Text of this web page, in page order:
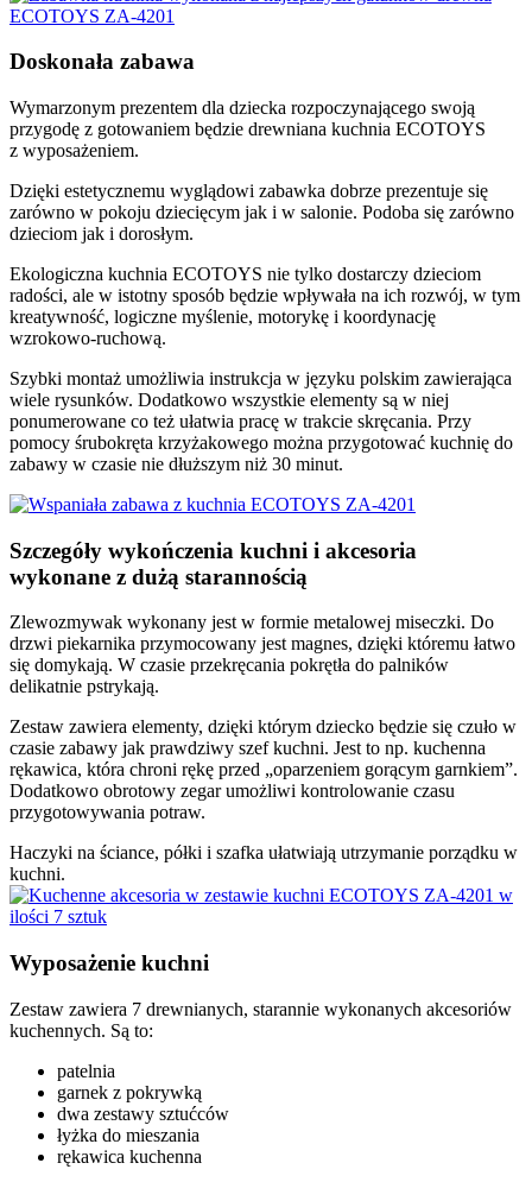
Doskonała zabawa
Wymarzonym prezentem dla dziecka rozpoczynającego swoją
przygodę z gotowaniem będzie drewniana kuchnia ECOTOYS
z wyposażeniem.
Dzięki estetycznemu wyglądowi zabawka dobrze prezentuje się
zarówno w pokoju dziecięcym jak i w salonie. Podoba się zarówno
dzieciom jak i dorosłym.
Ekologiczna kuchnia ECOTOYS nie tylko dostarczy dzieciom
radości, ale w istotny sposób będzie wpływała na ich rozwój, w tym
kreatywność, logiczne myślenie, motorykę i koordynację
wzrokowo-ruchową.
Szybki montaż umożliwia instrukcja w języku polskim zawierająca
wiele rysunków. Dodatkowo wszystkie elementy są w niej
ponumerowane co też ułatwia pracę w trakcie skręcania. Przy
pomocy śrubokręta krzyżakowego można przygotować kuchnię do
zabawy w czasie nie dłuższym niż 30 minut.
Szczegóły wykończenia kuchni i akcesoria
wykonane z dużą starannością
Zlewozmywak wykonany jest w formie metalowej miseczki. Do
drzwi piekarnika przymocowany jest magnes, dzięki któremu łatwo
się domykają. W czasie przekręcania pokrętła do palników
delikatnie pstrykają.
Zestaw zawiera elementy, dzięki którym dziecko będzie się czuło w
czasie zabawy jak prawdziwy szef kuchni. Jest to np. kuchenna
rękawica, która chroni rękę przed „oparzeniem gorącym garnkiem”.
Dodatkowo obrotowy zegar umożliwi kontrolowanie czasu
przygotowywania potraw.
Haczyki na ściance, półki i szafka ułatwiają utrzymanie porządku w
kuchni.
Wyposażenie kuchni
Zestaw zawiera 7 drewnianych, starannie wykonanych akcesoriów
kuchennych. Są to:
patelnia
garnek z pokrywką
dwa zestawy sztućców
łyżka do mieszania
rękawica kuchenna